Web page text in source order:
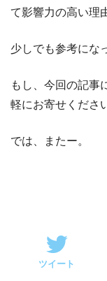
て影響力の高い理
少しでも参考にな
もし、今回の記事
軽にお寄せくださ
では、またー。
ツイート